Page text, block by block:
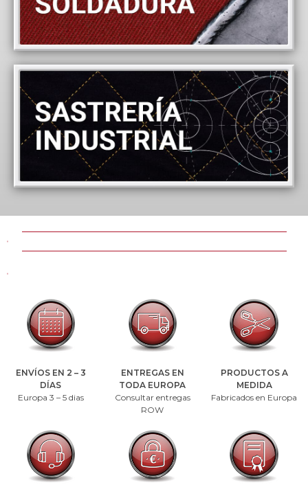
ENVÍOS EN 2 – 3
DÍAS
Europa 3 – 5 dias
ENTREGAS EN
TODA EUROPA
Consultar entregas
ROW
PRODUCTOS A
MEDIDA
Fabricados en Europa